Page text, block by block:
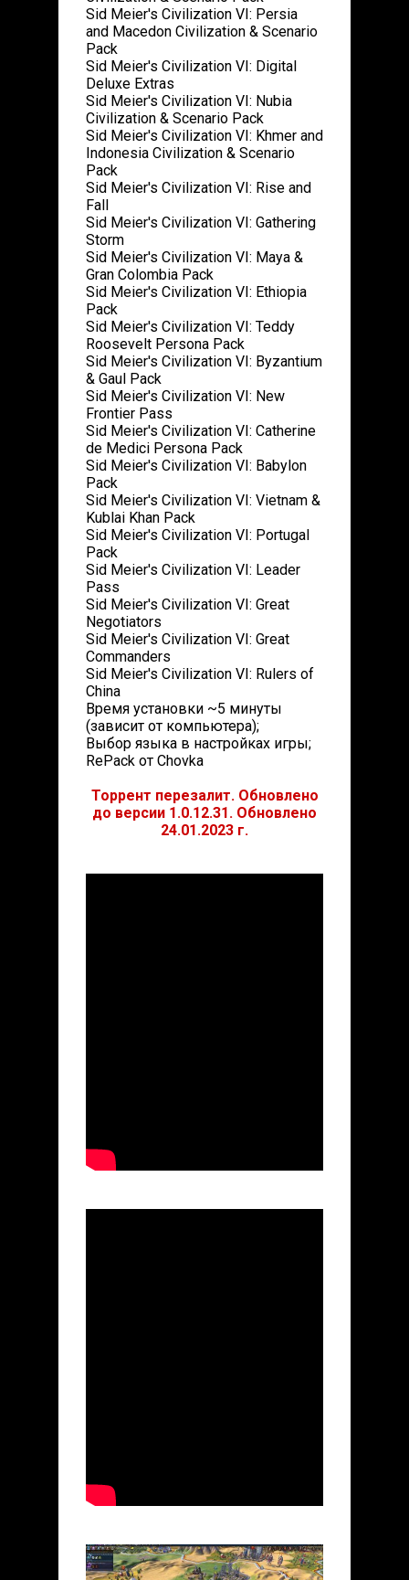
Sid Meier's Civilization VI: Persia
and Macedon Civilization & Scenario
Pack
Sid Meier's Civilization VI: Digital
Deluxe Extras
Sid Meier's Civilization VI: Nubia
Civilization & Scenario Pack
Sid Meier's Civilization VI: Khmer and
Indonesia Civilization & Scenario
Pack
Sid Meier's Civilization VI: Rise and
Fall
Sid Meier's Civilization VI: Gathering
Storm
Sid Meier's Civilization VI: Maya &
Gran Colombia Pack
Sid Meier's Civilization VI: Ethiopia
Pack
Sid Meier's Civilization VI: Teddy
Roosevelt Persona Pack
Sid Meier's Civilization VI: Byzantium
& Gaul Pack
Sid Meier's Civilization VI: New
Frontier Pass
Sid Meier's Civilization VI: Catherine
de Medici Persona Pack
Sid Meier's Civilization VI: Babylon
Pack
Sid Meier's Civilization VI: Vietnam &
Kublai Khan Pack
Sid Meier's Civilization VI: Portugal
Pack
Sid Meier's Civilization VI: Leader
Pass
Sid Meier's Civilization VI: Great
Negotiators
Sid Meier's Civilization VI: Great
Commanders
Sid Meier's Civilization VI: Rulers of
China
Время установки ~5 минуты
(зависит от компьютера);
Выбор языка в настройках игры;
RePack от Chovka
Торрент перезалит. Обновлено
до версии 1.0.12.31. Обновлено
24.01.2023 г.